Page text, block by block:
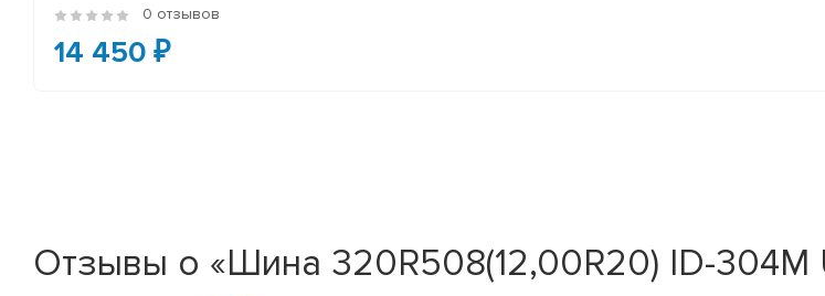
0 отзывов
14 450 ₽
Отзывы о «Шина 320R508(12,00R20) ID-304M